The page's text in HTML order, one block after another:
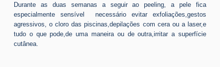
Durante as duas semanas a seguir ao peeling, a pele fica
especialmente sensível necessário evitar exfoliações,gestos
agressivos, o cloro das piscinas,depilações com cera ou a laser,e
tudo o que pode,de uma maneira ou de outra,irritar a superfície
cutânea.